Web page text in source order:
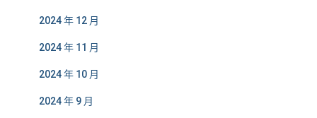
2024 年 12 月
2024 年 11 月
2024 年 10 月
2024 年 9 月